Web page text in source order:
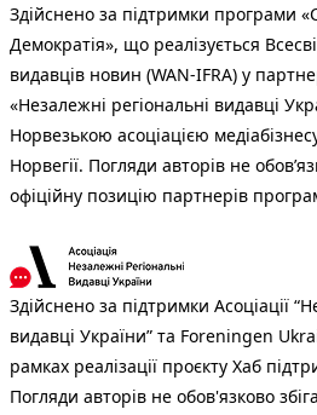
Здійснено за підтримки програми
Демократія», що реалізується
видавців новин (WAN-IFRA) у
«Незалежні регіональні видавці
Норвезькою асоціацією
Норвегії. Погляди авторів не
офіційну позицію партнерів
Здійснено за підтримки Асоціації
видавці України” та Foreningen
рамках реалізації проєкту Хаб
Погляди авторів не обов'язково